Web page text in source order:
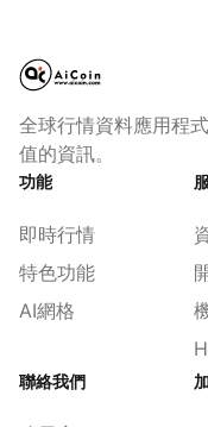
全球行情資料應用程
值的資訊。
功能
即時行情
特色功能
AI網格
聯絡我們